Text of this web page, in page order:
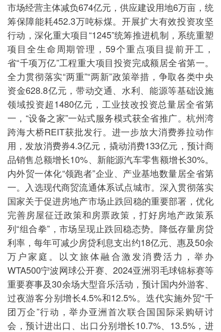
市场经营主体减负674亿元，供应建设用地6万亩，统
筹保障能耗452.3万吨标煤。开展扩大有效投资攻坚
行动，深化重大项目“1245”统筹推进机制，系统重塑
项目全生命周期管理，59个重点项目提前开工，
省“千项万亿”工程重大项目投资完成额居全省第一。
全力贯彻落实“两重”“两新”政策举措，争取各类中央
资金628.8亿元，带动交通、水利、能源等基础设施
领域投资超1480亿元，工业技改投资总量居全省第
一，“设备之家”一站式服务模式获全省推广。杭州湾
跨海大桥REIT获批发行。进一步放大消费券拉动作
用，发放消费券4.3亿元，撬动消费133亿元，预计商
品销售总额增长10%、新能源汽车零售额增长30%。
内外贸一体化“领跑者”企业、产业基地数量居全省第
一。入选现代商贸流通体系试点城市。深入贯彻落实
国家关于促进房地产市场止跌回稳的重要部署，优化
完善房屋征迁政策和房票政策，打好房地产政策系
列“组合拳”，市场呈现止跌回稳态势。降低存量房贷
利率，每年可减少房贷利息支出约18亿元、惠及50余
万户家庭。以文旅体融合激发消费活力，举办
WTA500宁波网球公开赛、2024亚洲羽毛球锦标赛等
重要赛事及30余场大型音乐活动，预计国内外游客、
过夜游客分别增长4.5%和12.5%。迭代实施外贸“千
团万企”行动，举办亚洲首次联合国国际采购研讨
会，预计进出口、出口分别增长10.7%、13.5%，进